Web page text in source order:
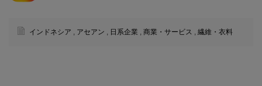
インドネシア アセアン 日系企業 商業・サービス 繊維・衣料